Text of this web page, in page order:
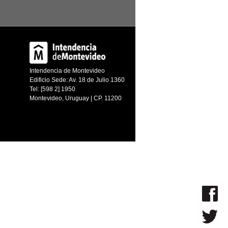
Intendencia de Montevideo
Edificio Sede: Av. 18 de Julio 1360
Tel: [598 2] 1950
Montevideo, Uruguay | CP. 11200